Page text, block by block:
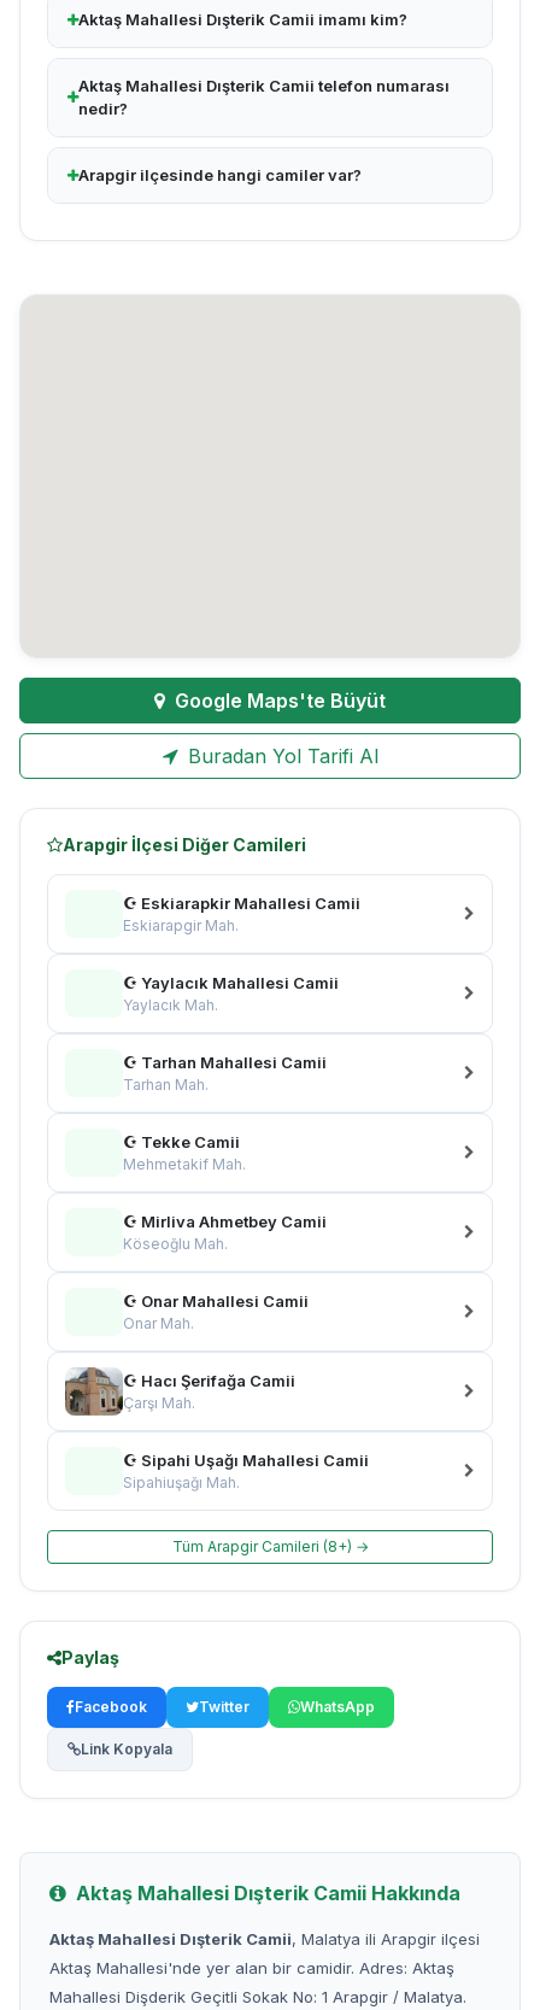
Aktaş Mahallesi Dışterik Camii imamı kim?
Aktaş Mahallesi Dışterik Camii telefon numarası
nedir?
Arapgir ilçesinde hangi camiler var?
Google Maps'te Büyüt
Buradan Yol Tarifi Al
Arapgir İlçesi Diğer Camileri
☪ Eskiarapkir Mahallesi Camii
Eskiarapgir Mah.
☪ Yaylacık Mahallesi Camii
Yaylacık Mah.
☪ Tarhan Mahallesi Camii
Tarhan Mah.
☪ Tekke Camii
Mehmetakif Mah.
☪ Mirliva Ahmetbey Camii
Köseoğlu Mah.
☪ Onar Mahallesi Camii
Onar Mah.
☪ Hacı Şerifağa Camii
Çarşı Mah.
☪ Sipahi Uşağı Mahallesi Camii
Sipahiuşağı Mah.
Tüm Arapgir Camileri (8+) →
Paylaş
Facebook Twitter WhatsApp
Link Kopyala
Aktaş Mahallesi Dışterik Camii Hakkında
Aktaş Mahallesi Dışterik Camii, Malatya ili Arapgir ilçesi
Aktaş Mahallesi'nde yer alan bir camidir. Adres: Aktaş
Mahallesi Dişderik Geçitli Sokak No: 1 Arapgir / Malatya.